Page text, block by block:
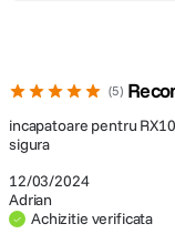
5
12/03/2024
Adrian
Achizitie verificata
incapatoare pentru
sigura